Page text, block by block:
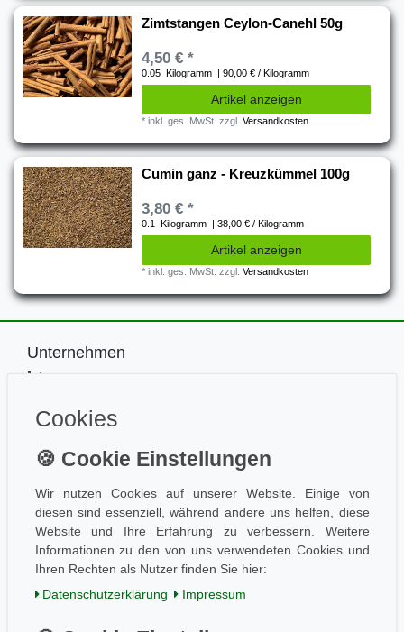
Zimtstangen Ceylon-Canehl 50g
4,50 € *
0.05 Kilogramm | 90,00 € / Kilogramm
Artikel anzeigen
*inkl. ges. MwSt. zzgl.Versandkosten
Cumin ganz - Kreuzkümmel 100g
3,80 € *
0.1 Kilogramm | 38,00 € / Kilogramm
Artikel anzeigen
*inkl. ges. MwSt. zzgl.Versandkosten
Unternehmen
Impressum
Datenschutz
Information
Wissen
Aktuelles
Folge uns
Einkaufen
Cookies
Wir nutzen Cookies auf unserer Website. Einige von
diesen sind essenziell, während andere uns helfen, diese
Website und Ihre Erfahrung zu verbessern. Weitere
Informationen zu den von uns verwendeten Cookies und
Ihren Rechten als Nutzer finden Sie hier:
Daten­schutz­erklärung
Impressum